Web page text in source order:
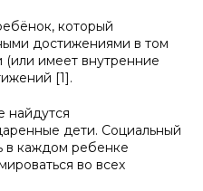
который
достижениями в том
имеет внутренние
[1].
найдутся
дети. Социальный
в каждом ребенке
во всех